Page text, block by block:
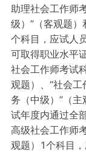
助理社会工作师
级）”（客观题
个科目，应试人
可取得职业水平证
社会工作师考试
观题）、“社会
务（中级）”（
试年度内通过全
高级社会工作师
观题）1个科目